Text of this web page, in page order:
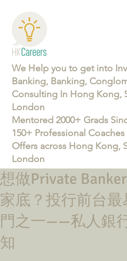
We Help you to get into
Banking, Banking,
Consulting In Hong Kong,
London
Mentored 2000+ Grads
150+ Professional Coaches
Offers across Hong Kong,
London
想做Private
家底？投行前台最
門之一——私人銀
知